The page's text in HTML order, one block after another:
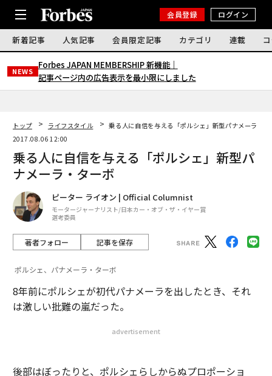
会員登録 ログイン
新着記事 人気記事 会員限定記事 カテゴリ 連載
NEWS
Forbes JAPAN MEMBERSHIP 新機能｜
記事ページ内の広告表示を最小限にしました
トップ ライフスタイル
乗る人に自信を与える「ポルシェ」新型パナメーラ・タ
2017.08.06 12:00
乗る人に自信を与える「ポルシェ」新型パ
ナメーラ・ターボ
ピーター ライオン | Official Columnist
モータージャーナリスト/日本カー・オブ・ザ・イヤー賞
選考委員
著者フォロー 記事を保存
ポルシェ、パナメーラ・ターボ
8年前にポルシェが初代パナメーラを出したとき、それ
は激しい批難の嵐だった。
advertisement
後部はぼったりと、ポルシェらしからぬプロポーショ